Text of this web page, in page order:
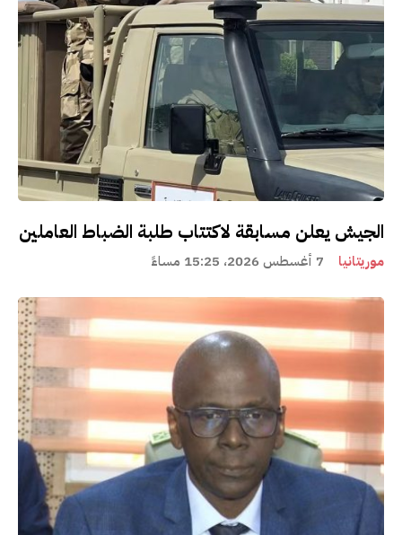
الجيش يعلن مسابقة لاكتتاب طلبة الضباط العاملين
موريتانيا 7 أغسطس 2026، 15:25 مساءً